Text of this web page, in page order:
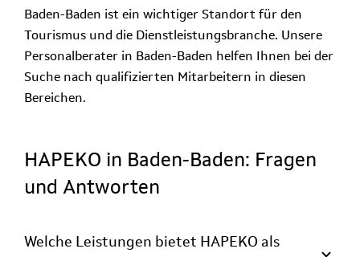
Baden-Baden ist ein wichtiger Standort für den
Tourismus und die Dienstleistungsbranche. Unsere
Personalberater in Baden-Baden helfen Ihnen bei der
Suche nach qualifizierten Mitarbeitern in diesen
Bereichen.
HAPEKO in Baden-Baden: Fragen
und Antworten
Welche Leistungen bietet HAPEKO als